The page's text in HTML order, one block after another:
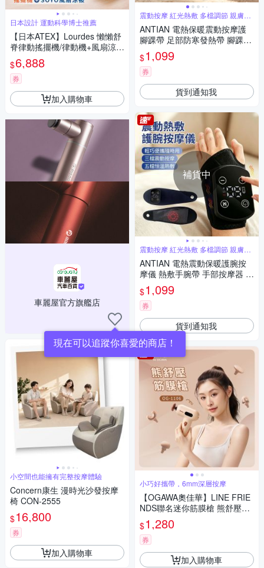
日本設計 運動科學博士推薦
【日本ATEX】Lourdes 懶懶舒
脊律動搖擺機/律動機+風扇涼被
組合
$6,888
券
加入購物車
車麗屋官方旗艦店
現在可以追蹤你喜愛的商店！
小空間也能擁有完整按摩體驗
Concern康生 漫時光沙發按摩
椅 CON-2555
$16,800
券
加入購物車
震動按摩 紅光熱敷 多檔調節 親膚布
料
ANTIAN 電熱保暖震動按摩護
腳踝帶 足部防寒發熱帶 腳踝按
摩儀 加熱護腳套 腳踝保暖神器
(非醫療使用)
$1,099
券
貨到通知我
補貨中
震動按摩 紅光熱敷 多檔調節 親膚布
料
ANTIAN 電熱震動保暖護腕按
摩儀 熱敷手腕帶 手部按摩器 腱
鞘加熱護腕帶 冬季防寒發熱帶
$1,099
券
貨到通知我
小巧好攜帶，6mm深層按摩
【OGAWA奧佳華】LINE FRIE
NDS聯名迷你筋膜槍 熊舒壓O
G-1106(快速到貨)
$1,280
券
加入購物車